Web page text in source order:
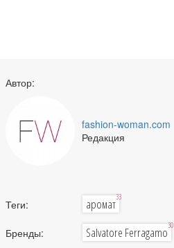
Автор:
fashion-woman.com
Редакция
Теги: аромат33
Бренды: Salvatore Ferragamo30